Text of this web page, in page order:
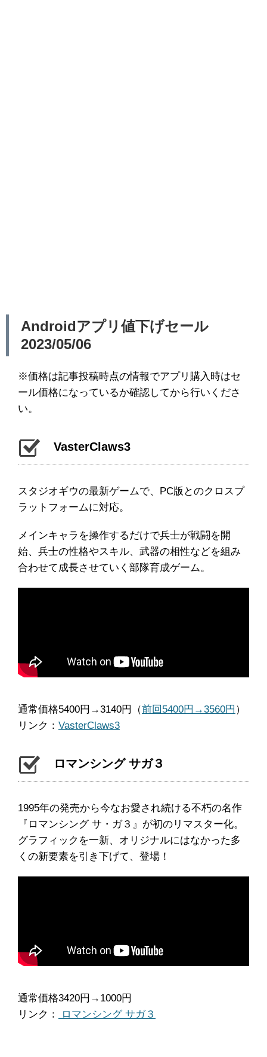
Androidアプリ値下げセール
2023/05/06
※価格は記事投稿時点の情報でアプリ購入時はセ
ール価格になっているか確認してから行いくださ
い。
VasterClaws3
スタジオギウの最新ゲームで、PC版とのクロスプ
ラットフォームに対応。
メインキャラを操作するだけで兵士が戦闘を開
始、兵士の性格やスキル、武器の相性などを組み
合わせて成長させていく部隊育成ゲーム。
通常価格5400円→3140円（前回5400円→3560円 ）
リンク： VasterClaws3
ロマンシング サガ３
1995年の発売から今なお愛され続ける不朽の名作
『ロマンシング サ・ガ３』が初のリマスター化。
グラフィックを一新、オリジナルにはなかった多
くの新要素を引き下げて、登場！
通常価格3420円→1000円
リンク：
ロマンシング サガ３